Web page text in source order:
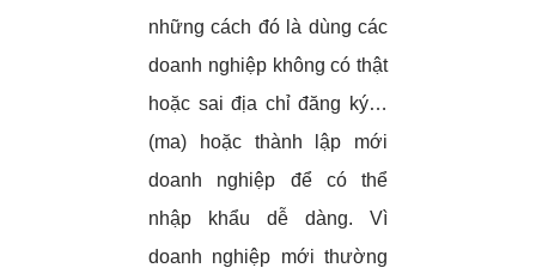
những cách đó là dùng các
doanh nghiệp không có thật
hoặc sai địa chỉ đăng ký…
(ma) hoặc thành lập mới
doanh nghiệp để có thể
nhập khẩu dễ dàng. Vì
doanh nghiệp mới thường